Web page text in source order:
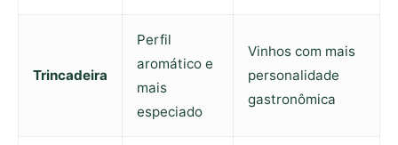
Trincadeira
Perfil
aromático e
mais
especiado
Vinhos com mais
personalidade
gastronômica